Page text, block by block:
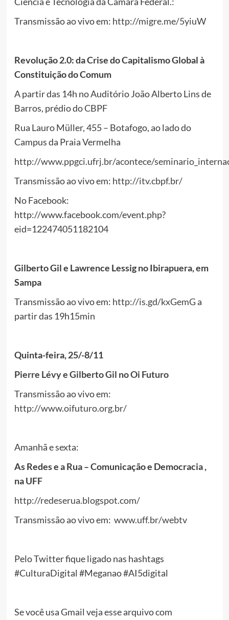
Transmissão ao vivo em: http://migre.me/5yiuW
Revolução 2.0: da Crise do Capitalismo Global à
Constituição do Comum
A partir das 14h no Auditório João Alberto Lins de
Barros, prédio do CBPF
Rua Lauro Müller, 455 – Botafogo, ao lado do
Campus da Praia Vermelha
http://www.ppgci.ufrj.br/acontece/
Transmissão ao vivo em: http://itv.cbpf.br/
No Facebook:
http://www.facebook.com/event.php?
eid=122474051182104
Gilberto Gil e Lawrence Lessig no Ibirapuera, em
Sampa
Transmissão ao vivo em: http://is.gd/kxGemGa
partir das 19h15min
Quinta-feira, 25/-8/11
Pierre Lévy e Gilberto Gil no Oi Futuro
Transmissão ao vivo em:
http://www.oifuturo.org.br/
Amanhã e sexta:
As Redes e a Rua – Comunicação e Democracia ,
na UFF
http://redeserua.blogspot.com/
Transmissão ao vivo em: www.uff.br/webtv
Pelo Twitter fique ligado nas hashtags
#CulturaDigital #Meganao #AI5digital
Se você usa Gmail veja esse arquivo com